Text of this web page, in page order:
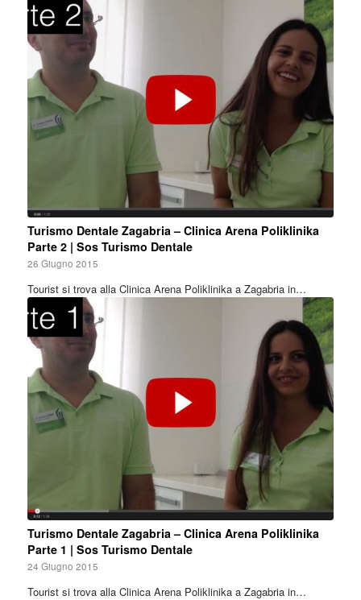
Turismo Dentale Zagabria – Clinica Arena Poliklinika
Parte 2 | Sos Turismo Dentale
26 Giugno 2015
Tourist si trova alla Clinica Arena Poliklinika a Zagabria in…
Turismo Dentale Zagabria – Clinica Arena Poliklinika
Parte 1 | Sos Turismo Dentale
24 Giugno 2015
Tourist si trova alla Clinica Arena Poliklinika a Zagabria in…